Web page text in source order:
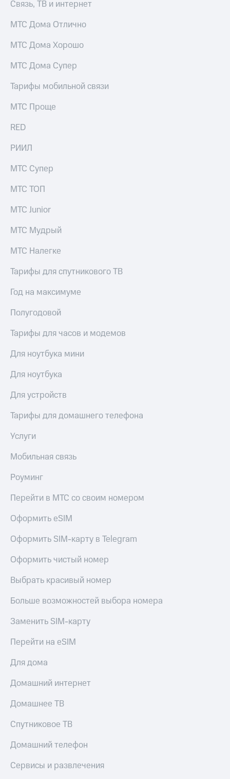
Связь, ТВ и интернет
МТС Дома Отлично
МТС Дома Хорошо
МТС Дома Супер
Тарифы мобильной связи
МТС Проще
RED
РИИЛ
МТС Супер
МТС ТОП
МТС Junior
МТС Мудрый
МТС Налегке
Тарифы для спутникового ТВ
Год на максимуме
Полугодовой
Тарифы для часов и модемов
Для ноутбука мини
Для ноутбука
Для устройств
Тарифы для домашнего телефона
Услуги
Мобильная связь
Роуминг
Перейти в МТС со своим номером
Оформить eSIM
Оформить SIM-карту в Telegram
Оформить чистый номер
Выбрать красивый номер
Больше возможностей выбора номера
Заменить SIM-карту
Перейти на eSIM
Для дома
Домашний интернет
Домашнее ТВ
Спутниковое ТВ
Домашний телефон
Сервисы и развлечения